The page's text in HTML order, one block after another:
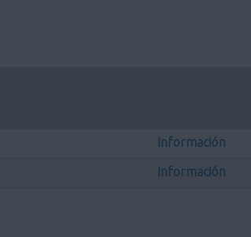
Información
Información